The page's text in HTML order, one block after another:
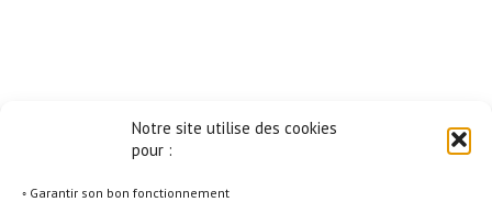
Notre site utilise des cookies
pour :
◦ Garantir son bon fonctionnement